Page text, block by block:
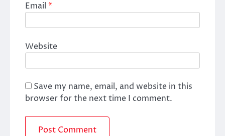
Email *
Website
Save my name, email, and website in this
browser for the next time I comment.